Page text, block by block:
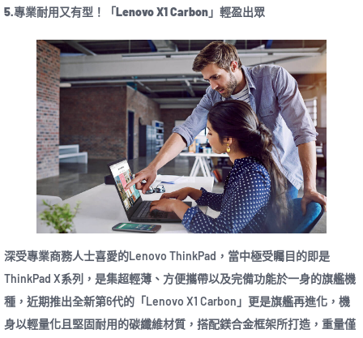
5.專業耐用又有型！「Lenovo X1 Carbon」輕盈出眾
深受專業商務人士喜愛的Lenovo ThinkPad，當中極受矚目的即是
ThinkPad X系列，是集超輕薄、方便攜帶以及完備功能於一身的旗艦機
種，近期推出全新第6代的「Lenovo X1 Carbon」更是旗艦再進化，機
身以輕量化且堅固耐用的碳纖維材質，搭配鎂合金框架所打造，重量僅